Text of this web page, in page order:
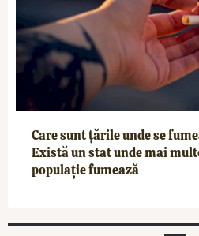
Care sunt țările unde se
Există un stat unde mai
populație fumează